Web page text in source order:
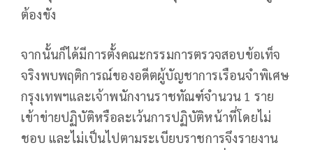
ต้องขัง
จากนั้นก็ได้มีการตั้งคณะกรรมการตรวจสอบข้อเท็จ
จริงพบพฤติการณ์ของอดีตผู้บัญชาการเรือนจำพิเศษ
กรุงเทพฯและเจ้าพนักงานราชทัณฑ์จำนวน 1 ราย
เข้าข่ายปฏิบัติหรือละเว้นการปฏิบัติหน้าที่โดยไม่
ชอบ และไม่เป็นไปตามระเบียบราชการจึงรายงาน